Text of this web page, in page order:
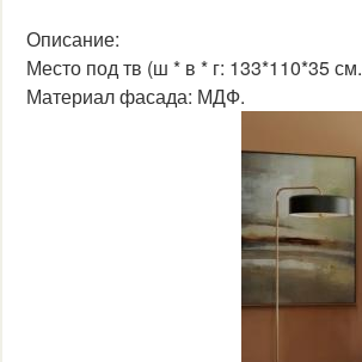
Описание:
Место под тв (ш * в * г: 133*110*35 см.
Материал фасада: МДФ.